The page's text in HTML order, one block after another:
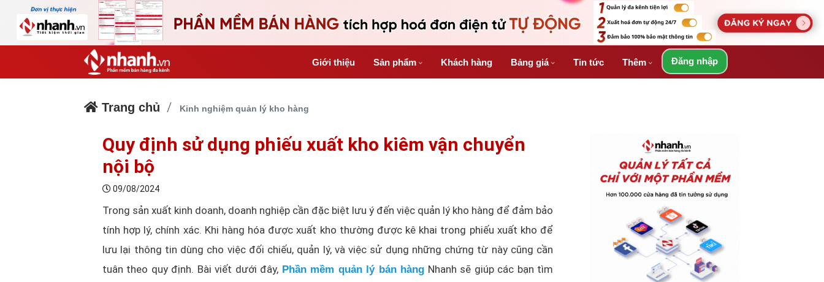
Giới thiệu Sản phẩm Khách hàng Bảng giá Tin tức Thêm Đăng nhập
Trang chủ Kinh nghiệm quản lý kho hàng
Quy định sử dụng phiếu xuất kho kiêm vận chuyển
nội bộ
09/08/2024
Trong sản xuất kinh doanh, doanh nghiệp cần đặc biệt lưu ý đến việc quản lý kho hàng để đảm bảo
tính hợp lý, chính xác. Khi hàng hóa được xuất kho thường được kê khai trong phiếu xuất kho để
lưu lại thông tin dùng cho việc đối chiếu, quản lý, và việc sử dụng những chứng từ này cũng cần
tuân theo quy định. Bài viết dưới đây, Phần mềm quản lý bán hàng Nhanh sẽ giúp các bạn tìm